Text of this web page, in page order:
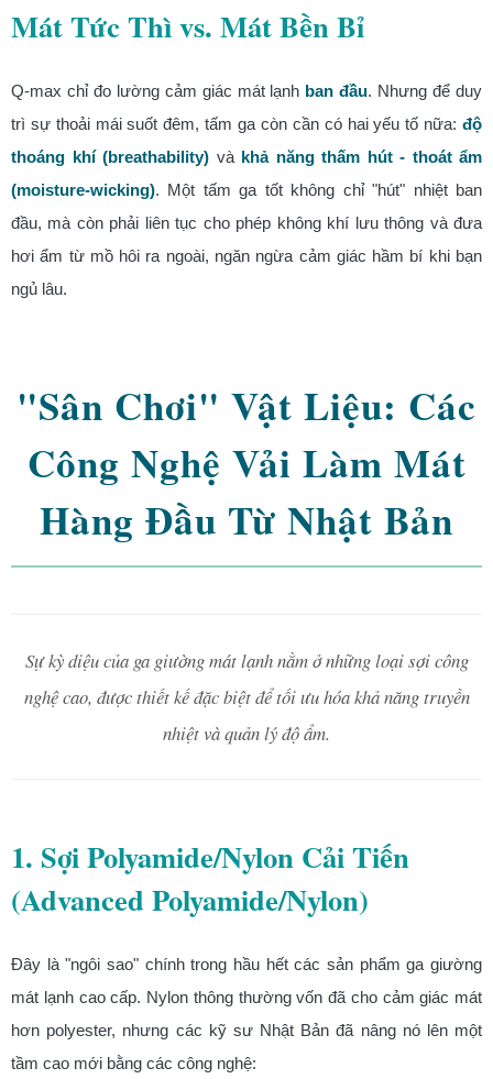
Mát Tức Thì vs. Mát Bền Bỉ
Q-max chỉ đo lường cảm giác mát lạnh ban đầu. Nhưng để duy
trì sự thoải mái suốt đêm, tấm ga còn cần có hai yếu tố nữa: độ
thoáng khí (breathability) và khả năng thấm hút - thoát ẩm
(moisture-wicking). Một tấm ga tốt không chỉ "hút" nhiệt ban
đầu, mà còn phải liên tục cho phép không khí lưu thông và đưa
hơi ẩm từ mồ hôi ra ngoài, ngăn ngừa cảm giác hầm bí khi bạn
ngủ lâu.
"Sân Chơi" Vật Liệu: Các
Công Nghệ Vải Làm Mát
Hàng Đầu Từ Nhật Bản
Sự kỳ diệu của ga giường mát lạnh nằm ở những loại sợi công
nghệ cao, được thiết kế đặc biệt để tối ưu hóa khả năng truyền
nhiệt và quản lý độ ẩm.
1. Sợi Polyamide/Nylon Cải Tiến
(Advanced Polyamide/Nylon)
Đây là "ngôi sao" chính trong hầu hết các sản phẩm ga giường
mát lạnh cao cấp. Nylon thông thường vốn đã cho cảm giác mát
hơn polyester, nhưng các kỹ sư Nhật Bản đã nâng nó lên một
tầm cao mới bằng các công nghệ: